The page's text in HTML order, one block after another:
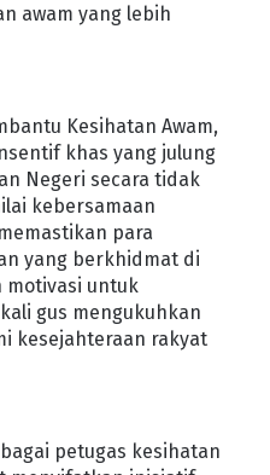
awam yang lebih
Kesihatan Awam,
khas yang julung
Negeri secara tidak
kebersamaan
para
yang berkhidmat di
motivasi untuk
gus mengukuhkan
kesejahteraan rakyat
petugas kesihatan